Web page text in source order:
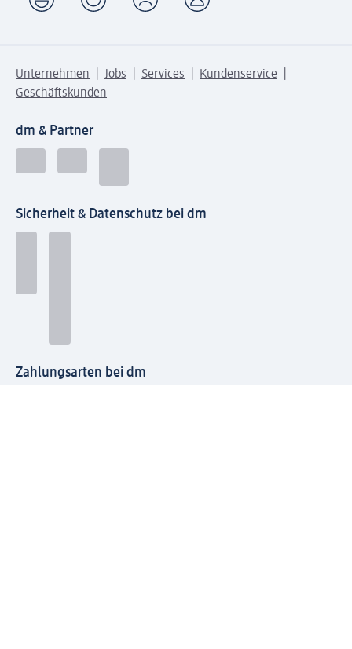
Unternehmen Jobs Services
Kundenservice
Geschäftskunden
dm & Partner
Sicherheit & Datenschutz bei dm
Zahlungsarten bei dm